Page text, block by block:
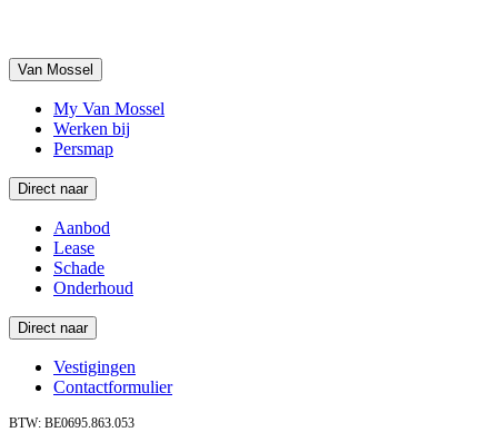
Van Mossel
My Van Mossel
Werken bij
Persmap
Direct naar
Aanbod
Lease
Schade
Onderhoud
Direct naar
Vestigingen
Contactformulier
BTW: BE0695.863.053